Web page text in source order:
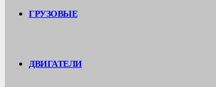
ГРУЗОВЫЕ
ДВИГАТЕЛИ